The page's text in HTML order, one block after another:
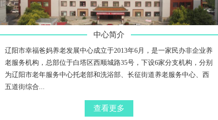
中心简介
辽阳市幸福爸妈养老发展中心成立于2013年6月，是一家民办非企业养
老服务机构，总部位于白塔区西顺城路35号，下设6家分支机构，分别
为辽阳市老年服务中心托老部和洗浴部、长征街道养老服务中心、西
五道街综合...
查看更多